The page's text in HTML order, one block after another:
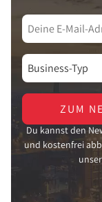
ZUM
Du kannst den
und kostenfrei